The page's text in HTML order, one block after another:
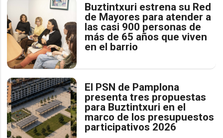
Buztintxuri estrena su Red
de Mayores para atender a
las casi 900 personas de
más de 65 años que viven
en el barrio
El PSN de Pamplona
presenta tres propuestas
para Buztintxuri en el
marco de los presupuestos
participativos 2026